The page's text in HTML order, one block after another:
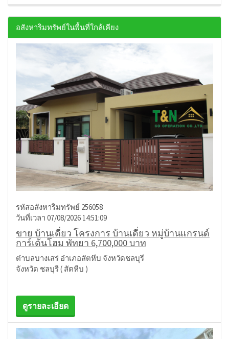
อสังหาริมทรัพย์ในพื้นที่ใกล้เคียง
รหัสอสังหาริมทรัพย์ 256058
วันที่เวลา 07/08/2026 14:51:09
ขาย บ้านเดี่ยว โครงการ บ้านเดี่ยว หมู่บ้านแกรนด์
การ์เด้นโฮม พัทยา 6,700,000 บาท
ตำบลบางเสร่ อำเภอสัตหีบ จังหวัดชลบุรี
จังหวัด ชลบุรี ( สัตหีบ )
ดูรายละเอียด